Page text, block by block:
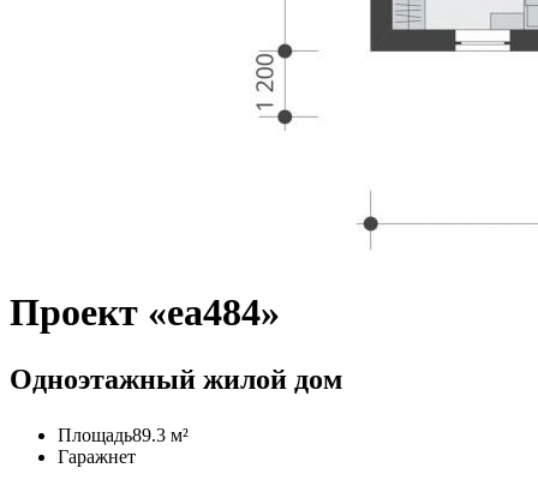
Проект «ea484»
Одноэтажный жилой дом
Площадь89.3 м²
Гаражнет